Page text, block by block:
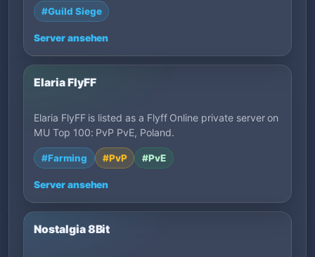
#Guild Siege
Server ansehen
Elaria FlyFF
Elaria FlyFF is listed as a Flyff Online private server on
MU Top 100: PvP PvE, Poland.
#Farming #PvP #PvE
Server ansehen
Nostalgia 8Bit